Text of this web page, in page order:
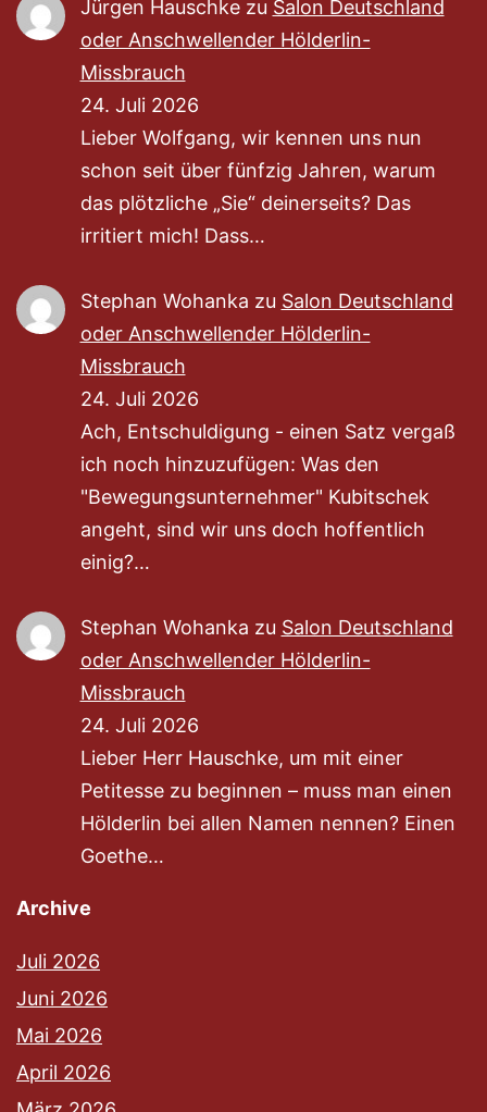
Jürgen Hauschkezu Salon Deutschland
oder Anschwellender Hölderlin-
Missbrauch
24. Juli 2026
Lieber Wolfgang, wir kennen uns nun
schon seit über fünfzig Jahren, warum
das plötzliche „Sie“ deinerseits? Das
irritiert mich! Dass…
Stephan Wohanka zu Salon Deutschland
oder Anschwellender Hölderlin-
Missbrauch
24. Juli 2026
Ach, Entschuldigung - einen Satz vergaß
ich noch hinzuzufügen: Was den
"Bewegungsunternehmer" Kubitschek
angeht, sind wir uns doch hoffentlich
einig?…
Stephan Wohanka zu Salon Deutschland
oder Anschwellender Hölderlin-
Missbrauch
24. Juli 2026
Lieber Herr Hauschke, um mit einer
Petitesse zu beginnen – muss man einen
Hölderlin bei allen Namen nennen? Einen
Goethe…
Archive
Juli 2026
Juni 2026
Mai 2026
April 2026